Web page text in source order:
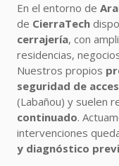
En el entorno de
de CierraTech
cerrajería, con
residencias,
Nuestros propios
seguridad de
(Labañou) y suelen
continuado.
intervenciones
y diagnóstico